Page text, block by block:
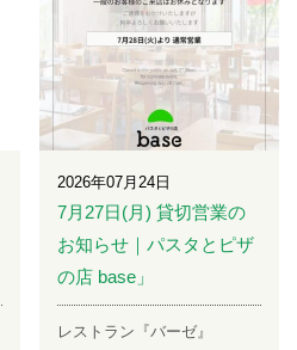
2026年07月24日
7月27日(月) 貸切営業の
お知らせ｜パスタとピザ
の店 base」
レストラン『バーゼ』